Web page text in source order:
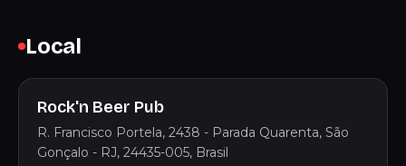
Local
Rock'n Beer Pub
R. Francisco Portela, 2438 - Parada Quarenta, São
Gonçalo - RJ, 24435-005, Brasil